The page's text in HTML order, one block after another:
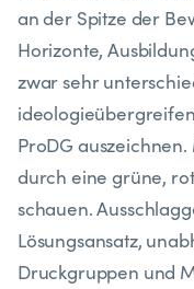
an der Spitze der
Horizonte,
zwar sehr
ProDG
durch eine grüne,
schauen.
Lösungsansatz,
Druckgruppen und